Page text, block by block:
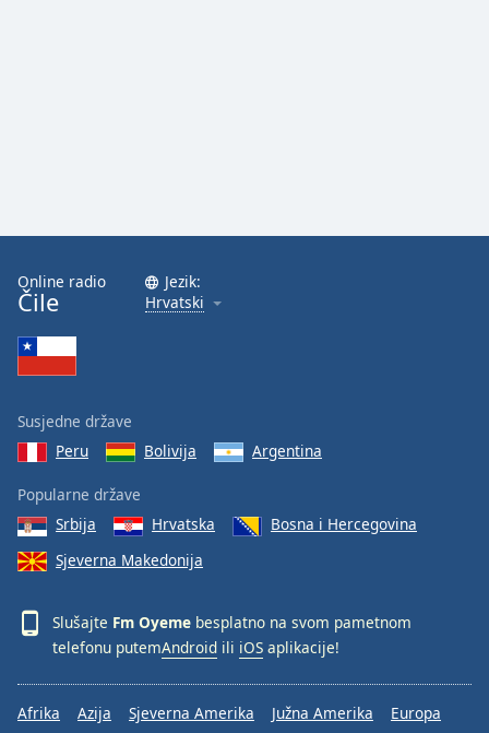
Online radio
Čile
Jezik:
Hrvatski
Susjedne države
Peru
Bolivija Argentina
Popularne države
Srbija
Hrvatska
Bosna i Hercegovina
Sjeverna Makedonija
Slušajte Fm Oyeme besplatno na svom pametnom
telefonu putemAndroid ili iOS aplikacije!
Afrika Azija Sjeverna Amerika Južna Amerika
Europa